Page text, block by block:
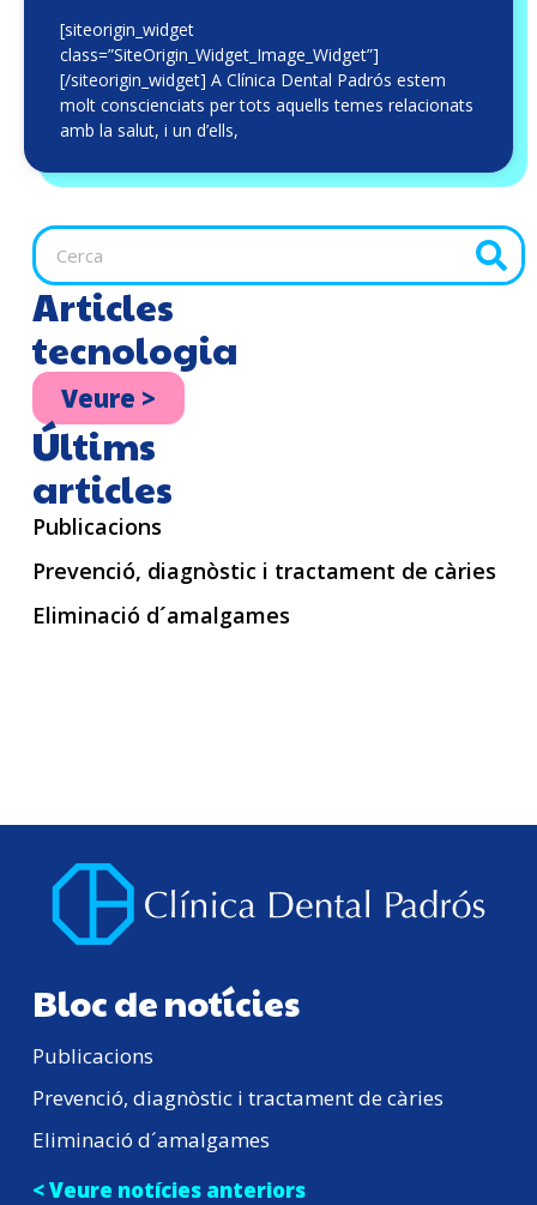
[siteorigin_widget
class=”SiteOrigin_Widget_Image_Widget”]
[/siteorigin_widget] A Clínica Dental Padrós estem
molt conscienciats per tots aquells temes relacionats
amb la salut, i un d’ells,
Articles
tecnologia
Veure >
Últims
articles
Publicacions
Prevenció, diagnòstic i tractament de càries
Eliminació d´amalgames
Bloc de notícies
Publicacions
Prevenció, diagnòstic i tractament de càries
Eliminació d´amalgames
< Veure notícies anteriors